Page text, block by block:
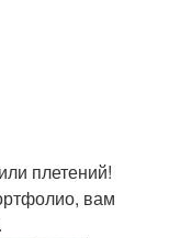
плетений!
вам